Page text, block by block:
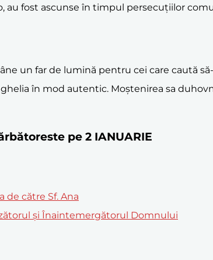
au fost ascunse în timpul persecuțiilor
un far de lumină pentru cei care caută
în mod autentic. Moștenirea sa
pe 2 IANUARIE
de către Sf. Ana
și Înaintemergătorul Domnului